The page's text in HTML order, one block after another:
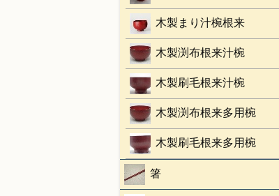
木製まり汁椀根来
木製渕布根来汁椀
木製刷毛根来汁椀
木製渕布根来多用椀
木製刷毛根来多用椀
箸